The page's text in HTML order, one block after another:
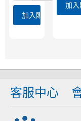
加入購物車
加
客服中心